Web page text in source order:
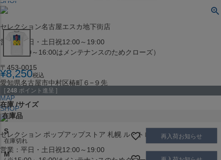
セレクション名古屋エスカ地下街店
営業：平日・土日祝12:00～19:00
（※15:00～16:00はメンテナンスのためクローズ）
〒453-0015
愛知県名古屋市中村区椿町６−９先
MAP
SHOP
セレクション ポップアップストア 札幌 ル・トロワ店
営業：平日・土日祝12:00～19:00
¥8,250税込
[ 248 ポイント進呈 ]
在庫 サイズ
在庫品
S
在庫切れ
再入荷お知らせ
M